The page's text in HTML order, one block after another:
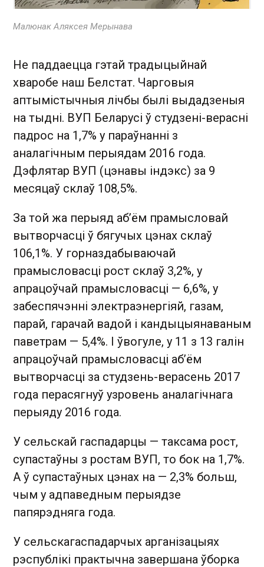
Малюнак Аляксея Мерынава
Не паддаецца гэтай традыцыйнай
хваробе наш Белстат. Чарговыя
аптымістычныя лічбы былі выдадзеныя
на тыдні. ВУП Беларусі ў студзені-верасні
падрос на 1,7% у параўнанні з
аналагічным перыядам 2016 года.
Дэфлятар ВУП (цэнавы індэкс) за 9
месяцаў склаў 108,5%.
За той жа перыяд аб’ём прамысловай
вытворчасці ў бягучых цэнах склаў
106,1%. У горназдабываючай
прамысловасці рост склаў 3,2%, у
апрацоўчай прамысловасці — 6,6%, у
забеспячэнні электраэнергіяй, газам,
парай, гарачай вадой і кандыцыянаваным
паветрам — 5,4%. І ўвогуле, у 11 з 13 галін
апрацоўчай прамысловасці аб’ём
вытворчасці за студзень-верасень 2017
года перасягнуў узровень аналагічнага
перыяду 2016 года.
У сельскай гаспадарцы — таксама рост,
супастаўны з ростам ВУП, то бок на 1,7%.
А ў супастаўных цэнах на — 2,3% больш,
чым у адпаведным перыядзе
папярэдняга года.
У сельскагаспадарчых арганізацыях
рэспублікі практычна завершана ўборка